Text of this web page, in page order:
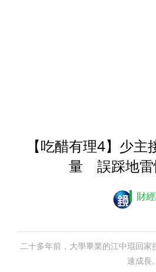
【吃醋有理4】少
量 誤踩地雷
財
二十多年前，大學畢業的江中琨回
速成長。